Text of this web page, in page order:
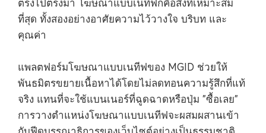
ตรงไปตรงมา โฆษณาแบบเนทีฟก็คือสิ่งที่เหมาะสม
ที่สุด ทั้งสองอย่างอาศัยความไว้วางใจ บริบท และ
คุณค่า
แพลตฟอร์มโฆษณาแบบเนทีฟของ MGID ช่วยให้
พันธมิตรขยายเนื้อหาได้โดยไม่ลดทอนความรู้สึกที่แท้
จริง แทนที่จะใช้แบนเนอร์ที่ฉูดฉาดหรือปุ่ม "ซื้อเลย"
การวางตำแหน่งโฆษณาแบบเนทีฟจะผสมผสานเข้า